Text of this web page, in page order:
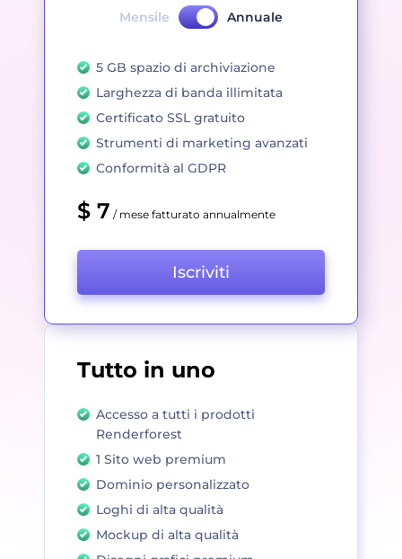
Mensile Annuale
5 GB spazio di archiviazione
Larghezza di banda illimitata
Certificato SSL gratuito
Strumenti di marketing avanzati
Conformità al GDPR
$ 7 / mese fatturato annualmente
Iscriviti
Tutto in uno
Accesso a tutti i prodotti
Renderforest
1 Sito web premium
Dominio personalizzato
Loghi di alta qualità
Mockup di alta qualità